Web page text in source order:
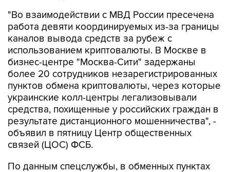
"Во взаимодействии с МВД России пресечена
работа девяти координируемых из-за границы
каналов вывода средств за рубеж с
использованием криптовалюты. В Москве в
бизнес-центре "Москва-Сити" задержаны
более 20 сотрудников незарегистрированных
пунктов обмена криптовалюты, через которые
украинские колл-центры легализовывали
средства, похищенные у российских граждан в
результате дистанционного мошенничества", -
объявил в пятницу Центр общественных
связей (ЦОС) ФСБ.
По данным спецслужбы, в обменных пунктах